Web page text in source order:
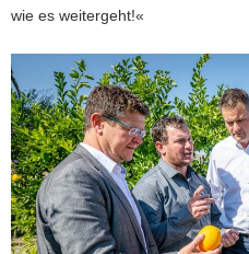
wie es weitergeht!«